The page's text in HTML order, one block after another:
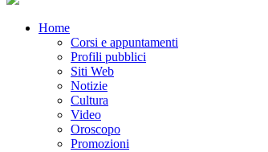
Home
Corsi e appuntamenti
Profili pubblici
Siti Web
Notizie
Cultura
Video
Oroscopo
Promozioni